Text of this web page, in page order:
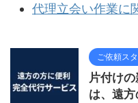
代理立会い作業に
ご依頼ス
片付け
は、遠